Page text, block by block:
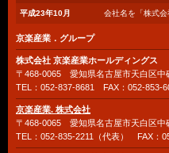
平成23年10月 会社名を「株式
京楽産業．グループ
株式会社 京楽産業ホールディングス
〒468-0065 愛知県名古屋市天白区中
TEL：052-837-8681 FAX：052-853-
京楽産業. 株式会社
〒468-0065 愛知県名古屋市天白区中
TEL：052-835-2211（代表） FAX：